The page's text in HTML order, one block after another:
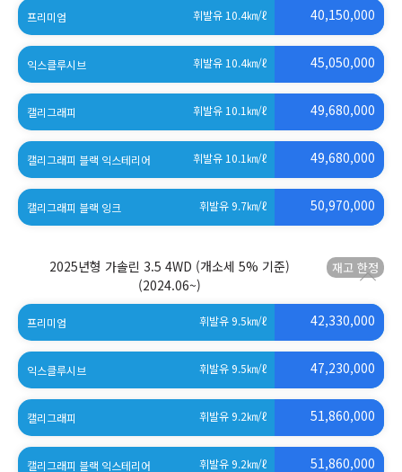
프리미엄 휘발유 10.4㎞/ℓ 40,150,000
익스클루시브 휘발유 10.4㎞/ℓ 45,050,000
캘리그래피 휘발유 10.1 ㎞/ℓ 49,680,000
캘리그래피 블랙 익스테리어 휘발유 10.1 ㎞/ℓ 49,680,000
캘리그래피 블랙 잉크 휘발유 9.7㎞/ℓ 50,970,000
2025년형 가솔린 3.5 4WD (개소세 5% 기준)
(2024.06~)
프리미엄 휘발유 9.5㎞/ℓ 42,330,000
익스클루시브 휘발유 9.5㎞/ℓ 47,230,000
캘리그래피 휘발유 9.2㎞/ℓ 51,860,000
캘리그래피 블랙 익스테리어 휘발유 9.2㎞/ℓ 51,860,000